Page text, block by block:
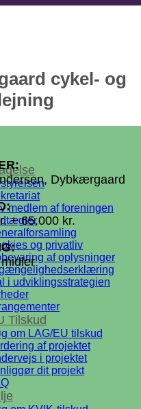
medlem af foreningen
og privatliv
af oplysninger
i udviklingsstrategien
Tilskud
om LAG/EU tilskud
af projektet
i projektet
dit projekt
cykel- og
Dybkærgaard
+ 65.000 kr.